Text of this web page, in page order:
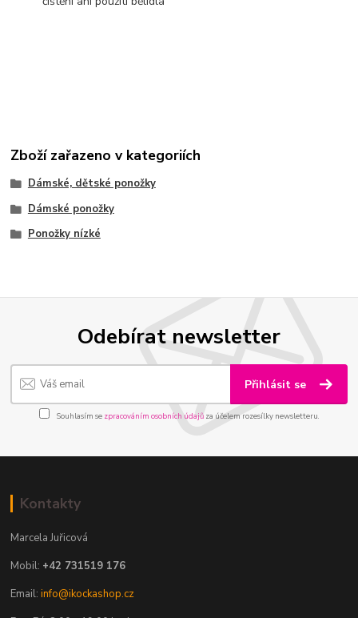
Zboží zařazeno v kategoriích
Dámské, dětské ponožky
Dámské ponožky
Ponožky nízké
Odebírat newsletter
Přihlásit se
Souhlasím se zpracováním osobních údajůza účelem rozesílky newsletteru.
Kontakty
Marcela Juřicová
Mobil: +42 731519 176
Email:info@ikockashop.cz